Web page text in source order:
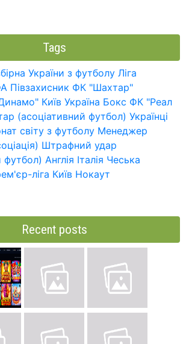
Tags
України з футболу Ліга
Півзахисник ФК "Шахтар"
Київ Україна Бокс ФК "Реал
(асоціативний футбол) Українці
світу з футболу Менеджер
Штрафний удар
футбол) Англія Італія Чеська
ліга Київ Нокаут
Recent posts